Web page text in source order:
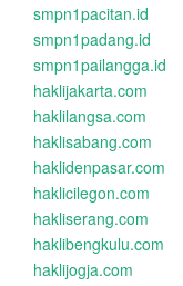
smpn1pacitan.id
smpn1padang.id
smpn1pailangga.id
haklijakarta.com
haklilangsa.com
haklisabang.com
haklidenpasar.com
haklicilegon.com
hakliserang.com
haklibengkulu.com
haklijogja.com